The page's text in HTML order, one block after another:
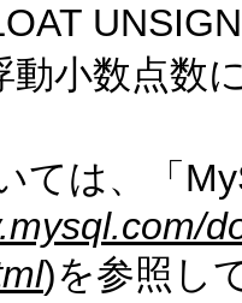
動小数点数
ては、「
)を参照し